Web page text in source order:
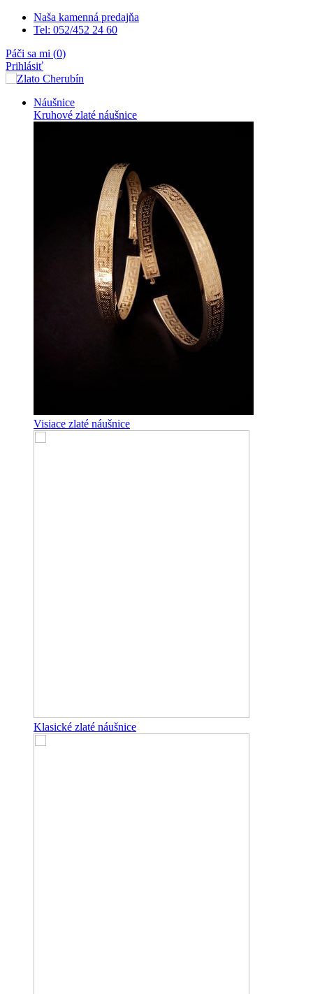
Naša kamenná predajňa
Tel: 052/452 24 60
Páči sa mi (0)
Prihlásiť
Náušnice
Kruhové zlaté náušnice
Visiace zlaté náušnice
Klasické zlaté náušnice